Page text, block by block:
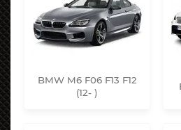
BMW M6 F06 F13 F12
(12- )